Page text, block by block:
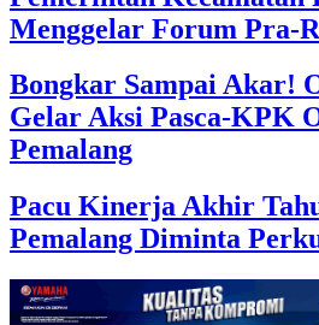
Menggelar Forum Pra-
Bongkar Sampai Akar!
Gelar Aksi Pasca-KPK
Pemalang
Pacu Kinerja Akhir
Pemalang Diminta